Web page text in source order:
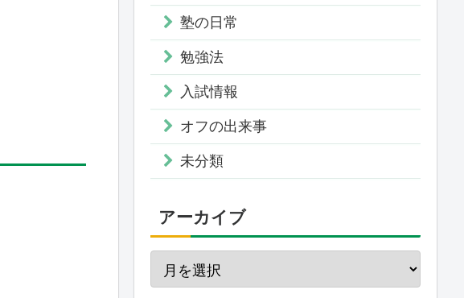
塾の日常
勉強法
入試情報
オフの出来事
未分類
アーカイブ